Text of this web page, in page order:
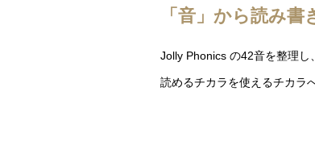
「音」から読み
Jolly Phonics の42音を整理し、
読めるチカラを使えるチカラ